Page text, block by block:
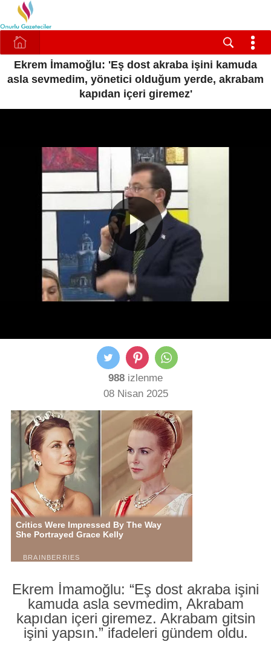
Ekrem İmamoğlu: 'Eş dost akraba işini kamuda
asla sevmedim, yönetici olduğum yerde, akrabam
kapıdan içeri giremez'
988 izlenme
08 Nisan 2025
Ekrem İmamoğlu: “Eş dost akraba işini
kamuda asla sevmedim, Akrabam
kapıdan içeri giremez. Akrabam gitsin
işini yapsın.” ifadeleri gündem oldu.